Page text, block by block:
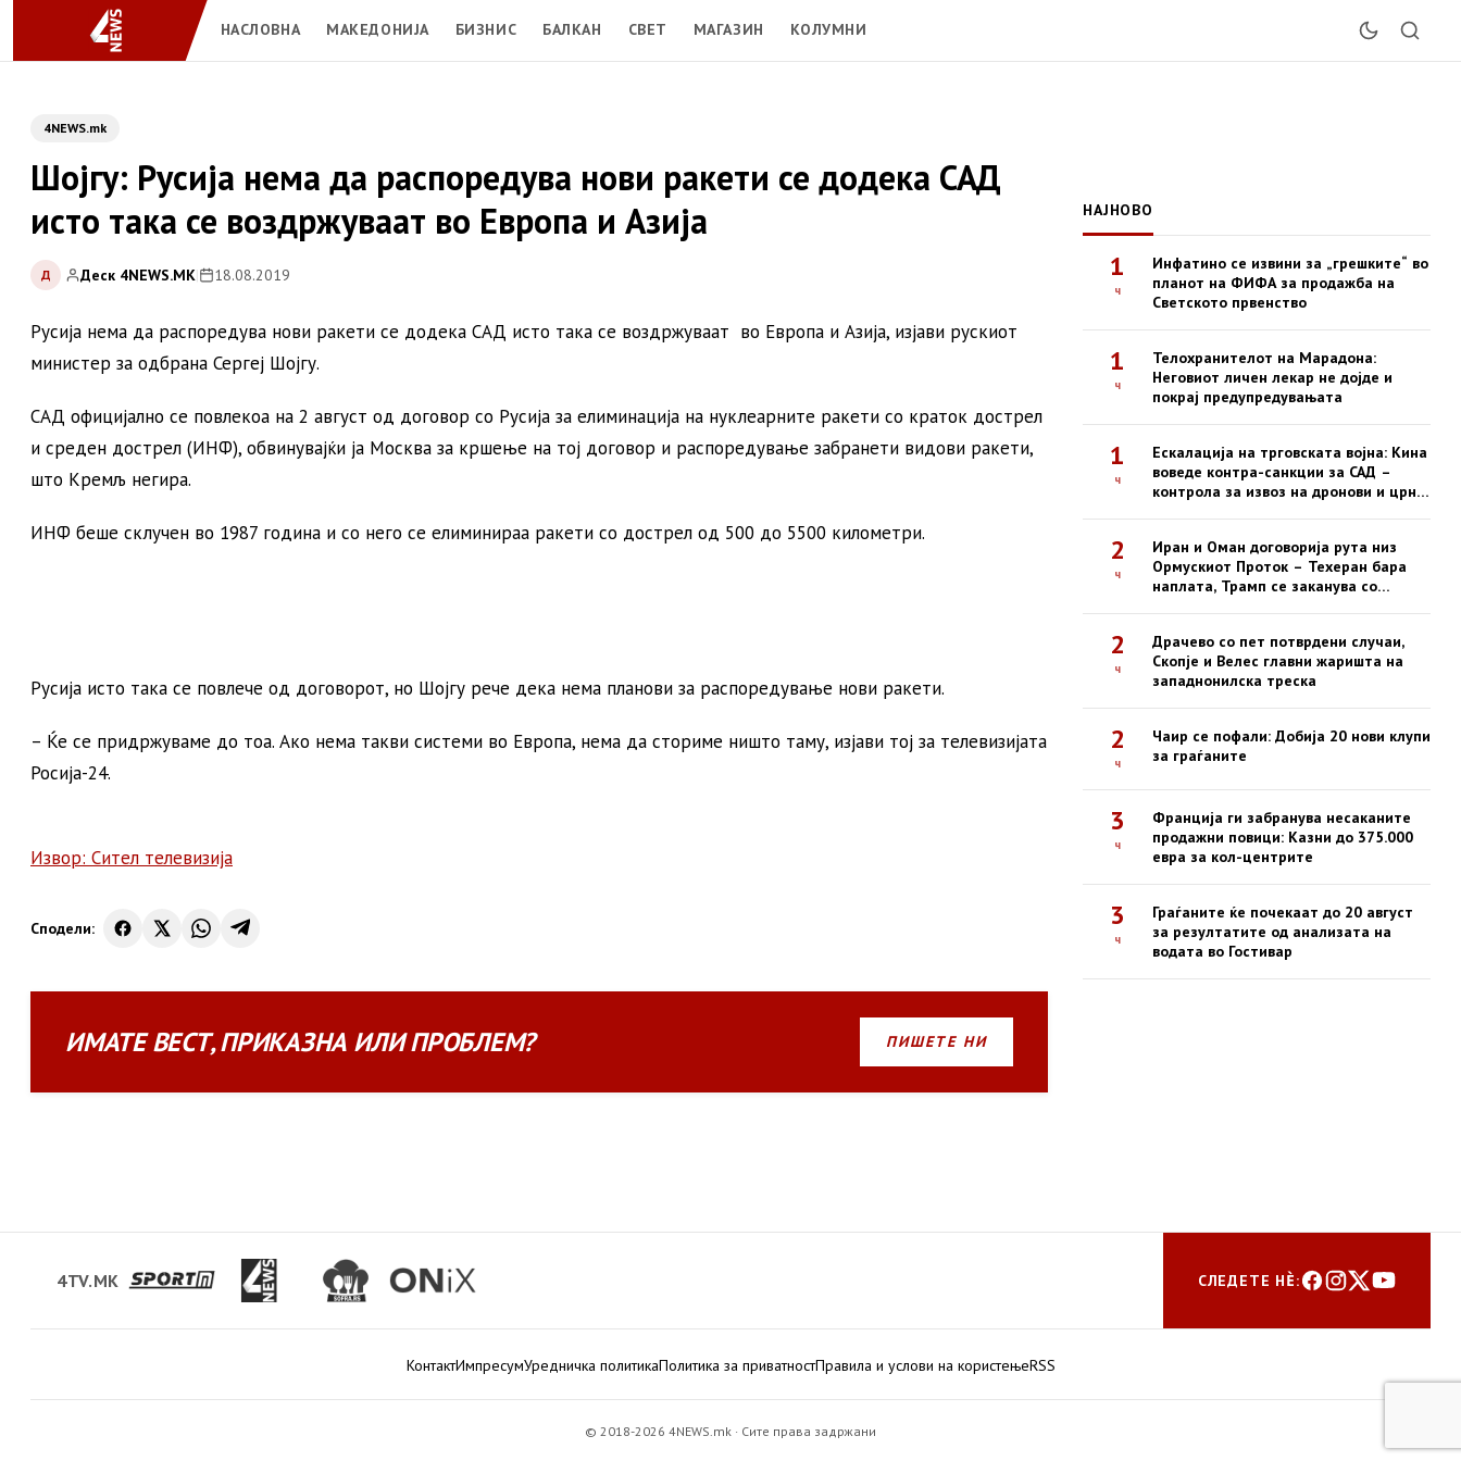
НАСЛОВНА МАКЕДОНИЈА БИЗНИС БАЛКАН СВЕТ МАГАЗИН КОЛУМНИ
4NEWS.mk
Шојгу: Русија нема да распоредува нови ракети се додека САД
исто така се воздржуваат во Европа и Азија
Д Деск 4NEWS.MK| 18.08.2019
Русија нема да распоредува нови ракети се додека САД исто така се воздржуваат во Европа и Азија, изјави рускиот
министер за одбрана Сергеј Шојгу.
САД официјално се повлекоа на 2 август од договор со Русија за елиминација на нуклеарните ракети со краток дострел
и среден дострел (ИНФ), обвинувајќи ја Москва за кршење на тој договор и распоредување забранети видови ракети,
што Кремљ негира.
ИНФ беше склучен во 1987 година и со него се елиминираа ракети со дострел од 500 до 5500 километри.
Русија исто така се повлече од договорот, но Шојгу рече дека нема планови за распоредување нови ракети.
– Ќе се придржуваме до тоа. Ако нема такви системи во Европа, нема да сториме ништо таму, изјави тој за телевизијата
Росија-24.
Извор: Сител телевизија
Сподели:
ИМАТЕВЕСТ,ПРИКАЗНА ИЛИПРОБЛЕМ? ПИШЕТЕ НИ
НАЈНОВО
1
ч
Инфатино се извини за „грешките“ во
планот на ФИФА за продажба на
Светското првенство
1
ч
Телохранителот на Марадона:
Неговиот личен лекар не дојде и
покрај предупредувањата
1
ч
Ескалација на трговската војна: Кина
воведе контра-санкции за САД –
контрола за извоз на дронови и црна
2
ч
Иран и Оман договорија рута низ
Ормускиот Проток – Техеран бара
наплата, Трамп се заканува со
2
ч
Драчево со пет потврдени случаи,
Скопје и Велес главни жаришта на
западнонилска треска
2
ч
Чаир се пофали: Добија 20 нови клупи
за граѓаните
3
ч
Франција ги забранува несаканите
продажни повици: Казни до 375.000
евра за кол-центрите
3
ч
Граѓаните ќе почекаат до 20 август
за резултатите од анализата на
водата во Гостивар
4TV.MK СЛЕДЕТЕ НЀ:
КонтактИмпресумУредничка политикаПолитика за приватностПравила и услови на користењеRSS
© 2018-2026 4NEWS.mk · Сите права задржани